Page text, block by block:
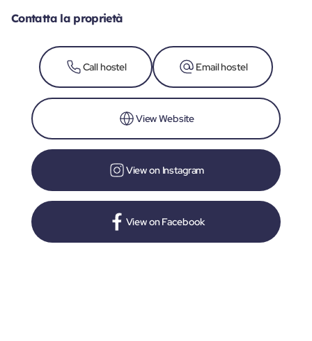
Contatta la proprietà
Call hostel Email hostel
View Website
View on Instagram
View on Facebook